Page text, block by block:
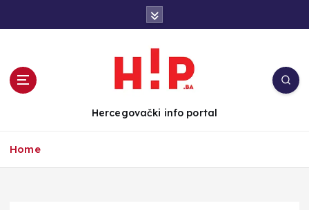
e
Hercegovački info portal
Home